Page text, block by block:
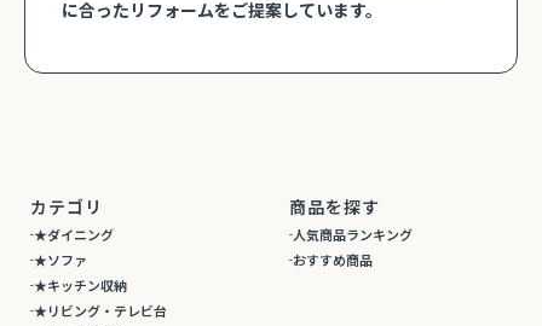
に合ったリフォームをご提案しています。
カテゴリ
★ダイニング
★ソファ
★キッチン収納
★リビング・テレビ台
商品を探す
人気商品ランキング
おすすめ商品